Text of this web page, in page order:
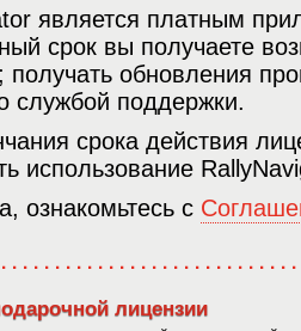
является платным
срок вы получаете
получать обновления
службой поддержки.
срока действия
использование
ознакомьтесь с
лицензии